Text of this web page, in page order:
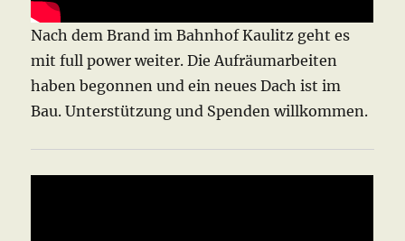
Nach dem Brand im Bahnhof Kaulitz geht es
mit full power weiter. Die Aufräumarbeiten
haben begonnen und ein neues Dach ist im
Bau. Unterstützung und Spenden willkommen.